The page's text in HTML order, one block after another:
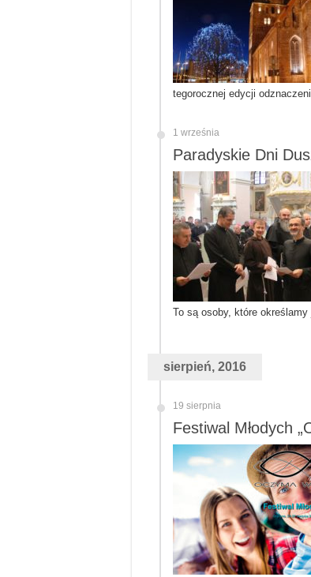
tegorocznej edycji
1 września
Paradyskie Dni
To są osoby, które
sierpień, 2016
19 sierpnia
Festiwal Młodych